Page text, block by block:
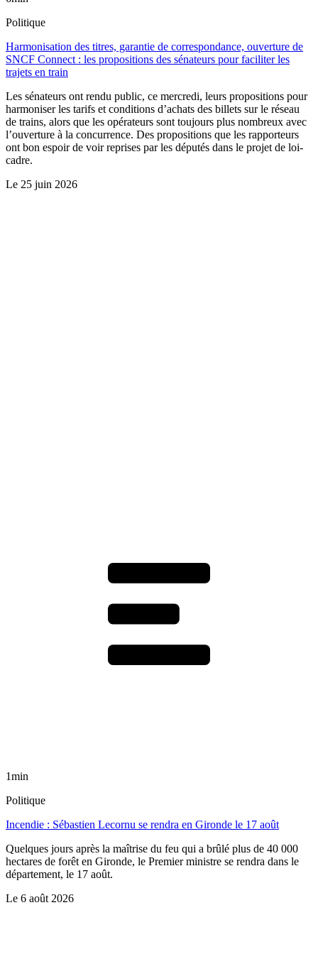
Politique
Harmonisation des titres, garantie de correspondance, ouverture de
SNCF Connect : les propositions des sénateurs pour faciliter les
trajets en train
Les sénateurs ont rendu public, ce mercredi, leurs propositions pour
harmoniser les tarifs et conditions d’achats des billets sur le réseau
de trains, alors que les opérateurs sont toujours plus nombreux avec
l’ouverture à la concurrence. Des propositions que les rapporteurs
ont bon espoir de voir reprises par les députés dans le projet de loi-
cadre.
Le 25 juin 2026
1min
Politique
Incendie : Sébastien Lecornu se rendra en Gironde le 17 août
Quelques jours après la maîtrise du feu qui a brûlé plus de 40 000
hectares de forêt en Gironde, le Premier ministre se rendra dans le
département, le 17 août.
Le 6 août 2026